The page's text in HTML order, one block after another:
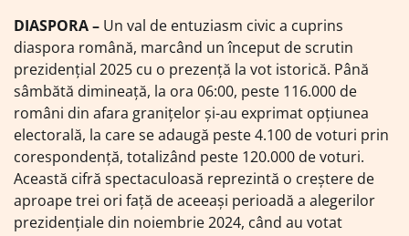
DIASPORA – Un val de entuziasm civic a cuprins
diaspora română, marcând un început de scrutin
prezidențial 2025 cu o prezență la vot istorică. Până
sâmbătă dimineață, la ora 06:00, peste 116.000 de
români din afara granițelor și-au exprimat opțiunea
electorală, la care se adaugă peste 4.100 de voturi prin
corespondență, totalizând peste 120.000 de voturi.
Această cifră spectaculoasă reprezintă o creștere de
aproape trei ori față de aceeași perioadă a alegerilor
prezidențiale din noiembrie 2024, când au votat